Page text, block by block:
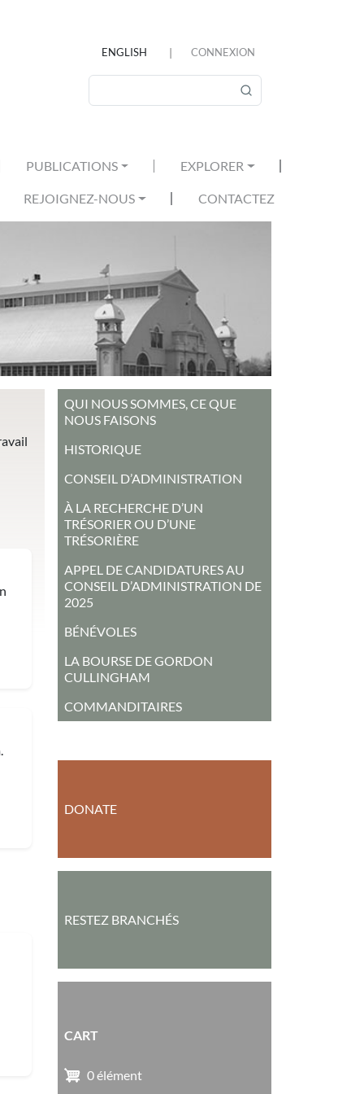
ENGLISH MENU DU COMPTE DE
CONNEXION
PUBLICATIONS EXPLORER
REJOIGNEZ-NOUS CONTACTEZ
MAIN MENU
QUI NOUS SOMMES, CE QUE
NOUS FAISONS
HISTORIQUE
CONSEIL D’ADMINISTRATION
À LA RECHERCHE D’UN
TRÉSORIER OU D’UNE
TRÉSORIÈRE
APPEL DE CANDIDATURES AU
CONSEIL D’ADMINISTRATION DE
2025
BÉNÉVOLES
LA BOURSE DE GORDON
CULLINGHAM
COMMANDITAIRES
DONATE
RESTEZ BRANCHÉS
CART
0 élément